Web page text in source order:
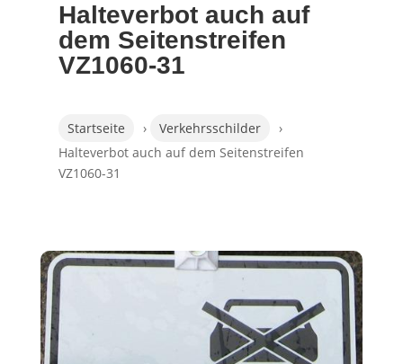
Halteverbot auch auf
dem Seitenstreifen
VZ1060-31
Startseite › Verkehrsschilder
›
Halteverbot auch auf dem Seitenstreifen
VZ1060-31